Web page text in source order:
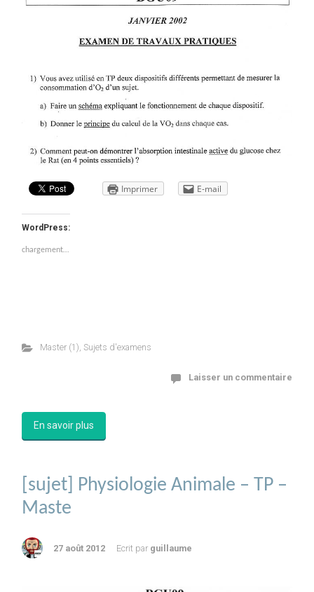
Imprimer E-mail
WordPress:
chargement…
Master (1), Sujets d'examens
Laisser un commentaire
En savoir plus
[sujet] Physiologie Animale – TP –
Maste
27 août 2012 Ecrit par guillaume